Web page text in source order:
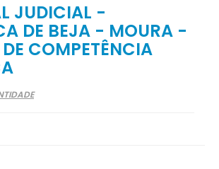
JUDICIAL -
DE BEJA - MOURA -
COMPETÊNCIA